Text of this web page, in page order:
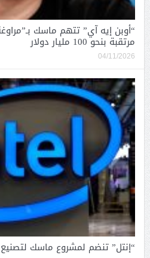
“أوبن إيه آي” تتهم ماسك
مرتقبة بنحو 100 مليار دولار
04/11/2026
“إنتل” تنضم لمشروع ماسك